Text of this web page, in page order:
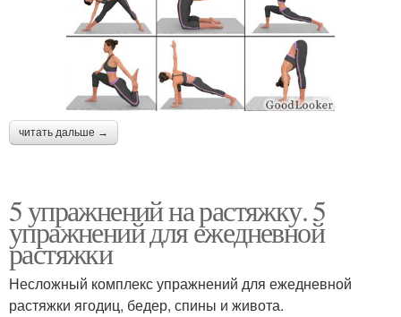
читать дальше →
5 упражнений на растяжку. 5
упражнений для ежедневной
растяжки
Несложный комплекс упражнений для ежедневной
растяжки ягодиц, бедер, спины и живота.